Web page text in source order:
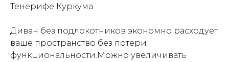
Тенерифе Куркума
Диван без подлокотников экономно расходует
ваше пространство без потери
функциональности.Можно увеличивать